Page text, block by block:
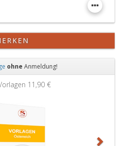
ohne Anmeldung!
11,90 €